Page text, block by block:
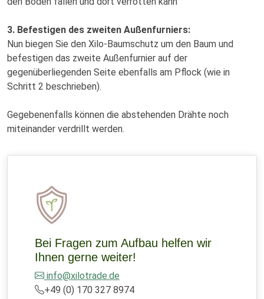
3. Befestigen des zweiten Außenfurniers:
Nun biegen Sie den Xilo-Baumschutz um den Baum und
befestigen das zweite Außenfurnier auf der
gegenüberliegenden Seite ebenfalls am Pflock (wie in
Schritt 2 beschrieben).
Gegebenenfalls können die abstehenden Drähte noch
miteinander verdrillt werden.
Bei Fragen zum Aufbau helfen wir
Ihnen gerne weiter!
info@xilotrade.de
+49 (0) 170 327 8974